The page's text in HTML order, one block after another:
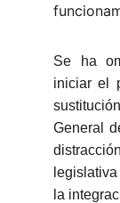
Se ha
iniciar el
General
la